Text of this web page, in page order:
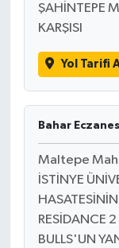
ŞAHİNTEPE
KARŞISI
Yol Tarifi
Bahar
Maltepe
İSTİNYE
RESİDANCE
BULLS'UN